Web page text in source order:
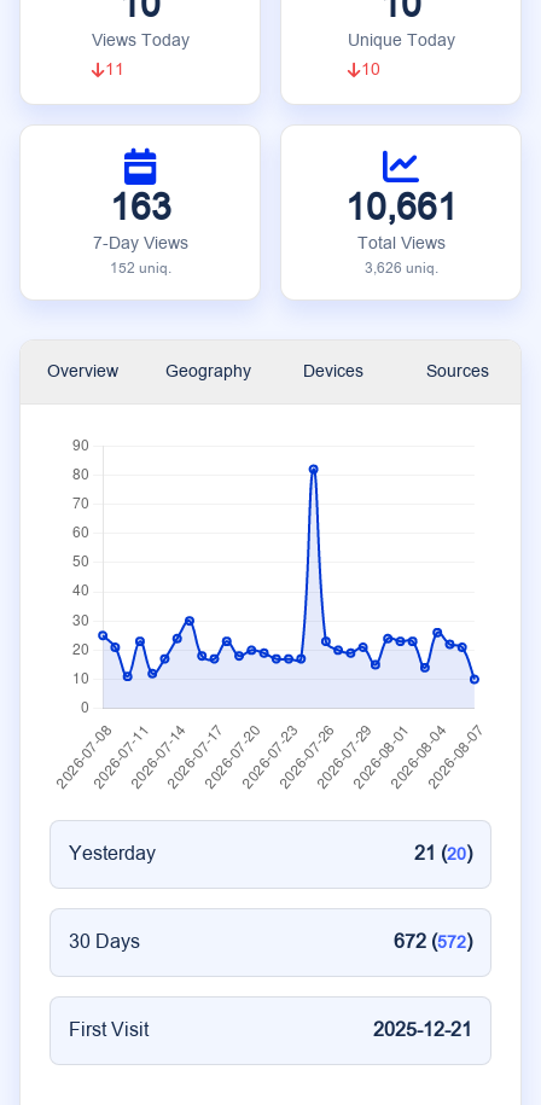
Views Today
11
Unique Today
10
163
7-Day Views
152 uniq.
10,661
Total Views
3,626 uniq.
Overview Geography Devices Sources
Yesterday 21 (20)
30 Days 672 (572)
First Visit 2025-12-21